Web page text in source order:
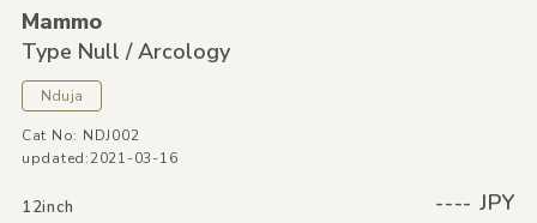
Mammo
Type Null /Arcology
Nduja
Cat No: NDJ002
updated:2021-03-16
12inch ---- JPY